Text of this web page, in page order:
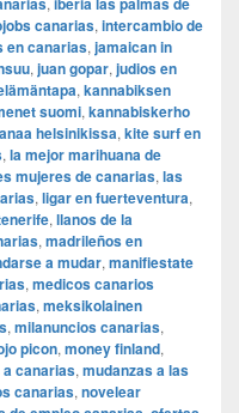
canarias, intercambio de
en canarias, jamaican in
, juan gopar, judios en
, kannabiksen
suomi, kannabiskerho
helsinikissa, kite surf en
, la mejor marihuana de
mujeres de canarias, las
, ligar en fuerteventura,
, llanos de la
, madrileños en
a mudar, manifiestate
, medicos canarios
, meksikolainen
, milanuncios canarias,
picon, money finland,
canarias, mudanzas a las
canarias, novelear